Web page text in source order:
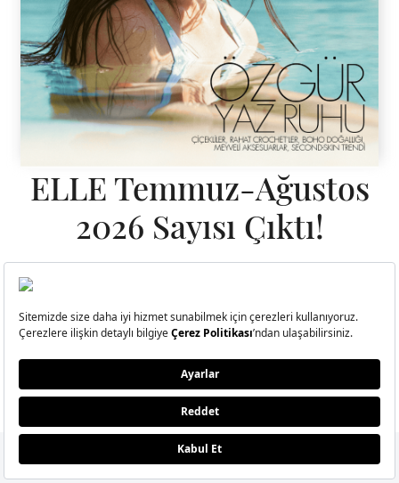
ELLE Temmuz-Ağustos
2026 Sayısı Çıktı!
Hande Erçel ile kendi kıyısında, kendi dengesini bulan, sadeliğin
BU SAYIDA NELER VAR?
E-Bülten Aboneliği